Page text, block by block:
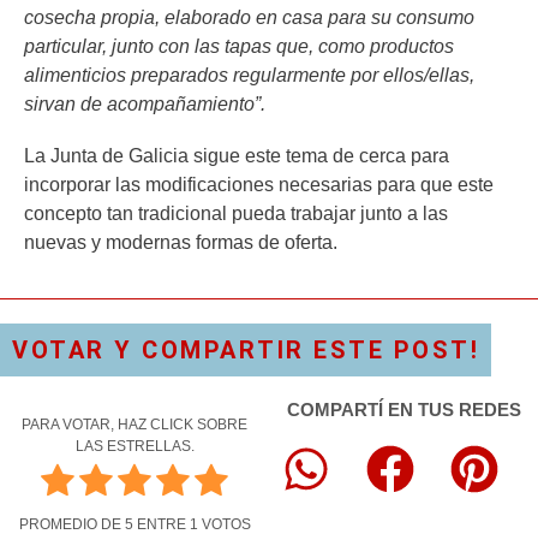
cosecha propia, elaborado en casa para su consumo
particular, junto con las tapas que, como productos
alimenticios preparados regularmente por ellos/ellas,
sirvan de acompañamiento”.
La Junta de Galicia sigue este tema de cerca para
incorporar las modificaciones necesarias para que este
concepto tan tradicional pueda trabajar junto a las
nuevas y modernas formas de oferta.
VOTAR Y COMPARTIR ESTE POST!
PARA VOTAR, HAZ CLICK SOBRE
LAS ESTRELLAS.
PROMEDIO DE 5 ENTRE 1 VOTOS
COMPARTÍ EN TUS REDES